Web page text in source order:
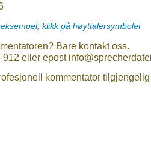
klikk på høyttalersymbolet
Bare kontakt oss.
eller epost
kommentator tilgjengelig